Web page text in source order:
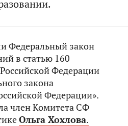
Федеральный закон
в статью 160
Федерации
закона
Федерации».
член Комитета СФ
Ольга Хохлова.